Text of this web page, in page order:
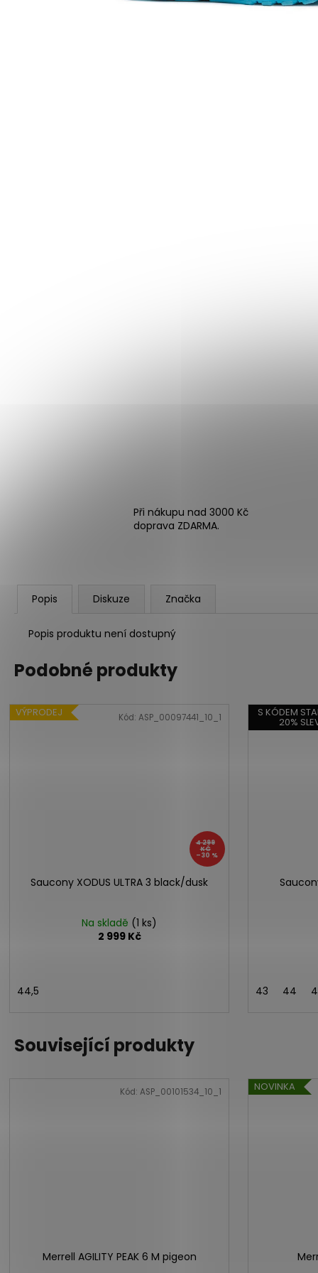
Při nákupu nad 3000 Kč
doprava ZDARMA.
Popis Diskuze Značka
Popis produktu není dostupný
Podobné produkty
VÝPRODEJ
4 299
KČ
–30 %
Saucony XODUS ULTRA 3 black/dusk
Na skladě (1 ks)
2 999 Kč
44,5
Kód: ASP_00097441_10_1 S KÓDEM
20%
43 44
Související produkty
Merrell AGILITY PEAK 6 M pigeon
Kód: ASP_00101534_10_1 NOVINKA
SAUCONY ENDORPHIN AZURA